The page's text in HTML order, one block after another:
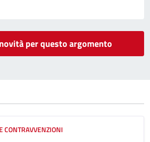
per questo argomento
CONTRAVVENZIONI